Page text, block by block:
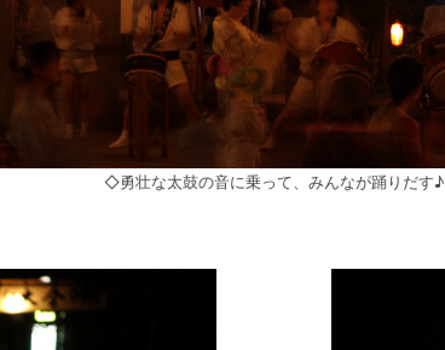
◇勇壮な太鼓の音に乗って、みんなが踊りだす♪